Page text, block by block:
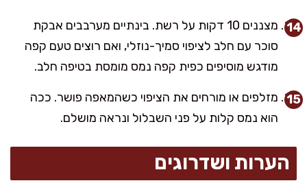
מצננים 10 דקות על רשת. בינתיים מערבבים אבקת
סוכר עם חלב לציפוי סמיך-נוזלי, ואם רוצים טעם קפה
מודגש מוסיפים כפית קפה נמס מומסת בטיפה חלב.
מזלפים או מורחים את הציפוי כשהמאפה פושר. ככה
הוא נמס קלות על פני השבלול ונראה מושלם.
הערות ושדרוגים